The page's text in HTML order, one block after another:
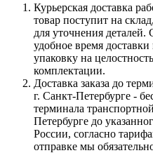
Курьерская доставка
товар поступит на
для уточнения
удобное время
упаковку на
комплектации.
Доставка заказа до
г. Санкт-Петербурге -
терминала
Петербурге до
России, согласно
отправке мы